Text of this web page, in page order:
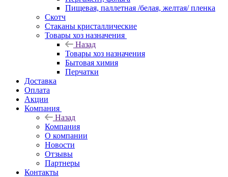
Пищевая, паллетная /белая, желтая/ пленка
Скотч
Стаканы кристаллические
Товары хоз назначения
Назад
Товары хоз назначения
Бытовая химия
Перчатки
Доставка
Оплата
Акции
Компания
Назад
Компания
О компании
Новости
Отзывы
Партнеры
Контакты